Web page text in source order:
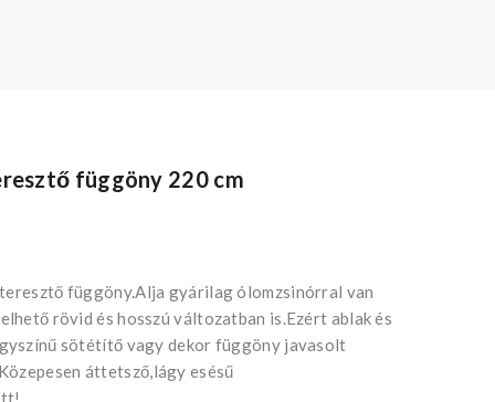
függöny 220 cm
függöny.Alja gyárilag ólomzsinórral van
rövid és hosszú változatban is.Ezért ablak és
sötétítő vagy dekor függöny javasolt
áttetsző,lágy esésű